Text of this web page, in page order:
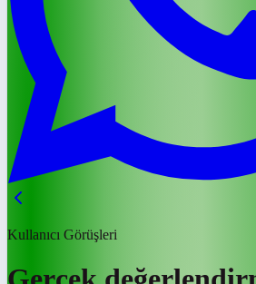
Kullanıcı Görüşleri